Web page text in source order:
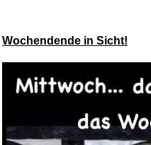
Wochendende in Sicht!